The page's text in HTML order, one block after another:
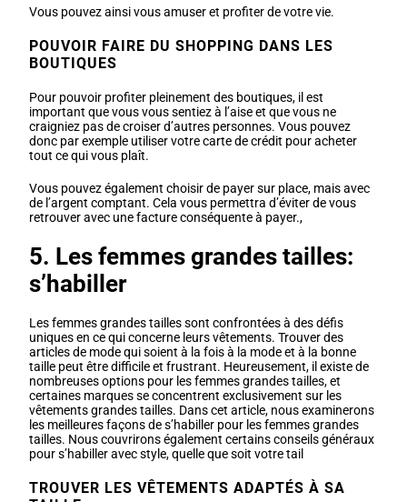
Vous pouvez ainsi vous amuser et profiter de votre vie.
POUVOIR FAIRE DU SHOPPING DANS LES
BOUTIQUES
Pour pouvoir profiter pleinement des boutiques, il est
important que vous vous sentiez à l’aise et que vous ne
craigniez pas de croiser d’autres personnes. Vous pouvez
donc par exemple utiliser votre carte de crédit pour acheter
tout ce qui vous plaît.
Vous pouvez également choisir de payer sur place, mais avec
de l’argent comptant. Cela vous permettra d’éviter de vous
retrouver avec une facture conséquente à payer.,
5. Les femmes grandes tailles:
s’habiller
Les femmes grandes tailles sont confrontées à des défis
uniques en ce qui concerne leurs vêtements. Trouver des
articles de mode qui soient à la fois à la mode et à la bonne
taille peut être difficile et frustrant. Heureusement, il existe de
nombreuses options pour les femmes grandes tailles, et
certaines marques se concentrent exclusivement sur les
vêtements grandes tailles. Dans cet article, nous examinerons
les meilleures façons de s’habiller pour les femmes grandes
tailles. Nous couvrirons également certains conseils généraux
pour s’habiller avec style, quelle que soit votre tail
TROUVER LES VÊTEMENTS ADAPTÉS À SA